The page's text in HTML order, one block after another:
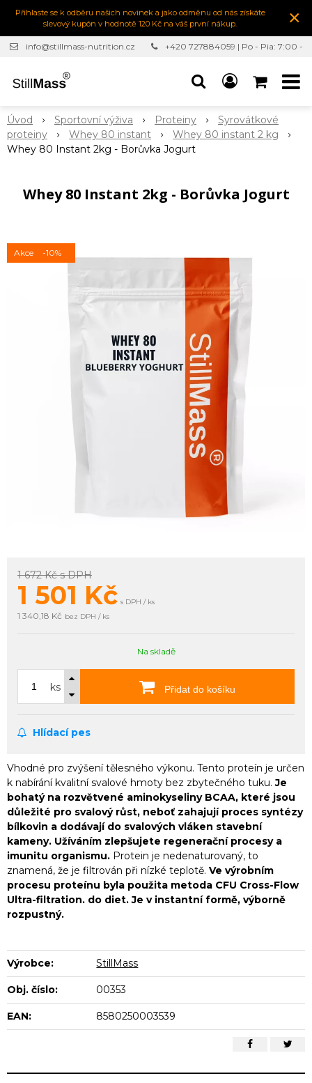
Přihlaste se k odběru našich novinek a jako odměnu od nás získáte
slevový kupón v hodnotě 120 Kč na váš první nákup.
×
info@stillmass-nutrition.cz
+420 727884059 | Po - Pia: 7:00 -
Úvod Sportovní výživa Proteiny
Syrovátkové
proteiny
Whey 80 instant
Whey 80 instant 2 kg
Whey 80 Instant 2kg - Borůvka Jogurt
Whey 80 Instant 2kg - Borůvka Jogurt
Akce -10%
1 672 Kčs DPH
1 501 Kč s DPH / ks
1 340,18 Kč bez DPH / ks
Na skladě
ks Přidat do košíku
Hlídací pes
Vhodné pro zvýšení tělesného výkonu. Tento proteín je určen
k nabírání kvalitní svalové hmoty bez zbytečného tuku.Je
bohatý na rozvětvené aminokyseliny BCAA, které jsou
důležité pro svalový růst, neboť zahajují proces syntézy
bílkovin a dodávají do svalových vláken stavební
kameny. Užíváním zlepšujete regenerační procesy a
imunitu organismu. Protein je nedenaturovaný, to
znamená, že je filtrován při nízké teplotě. Ve výrobním
procesu proteínu byla použita metoda CFU Cross-Flow
Ultra-filtration. do diet. Je v instantní formě, výborně
rozpustný.
Výrobce: StillMass
Obj. číslo: 00353
EAN: 8580250003539